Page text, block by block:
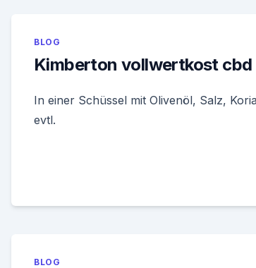
BLOG
Kimberton vollwertkost cbd
In einer Schüssel mit Olivenöl, Salz,
evtl.
BLOG